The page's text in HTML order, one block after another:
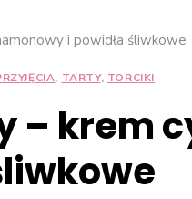
i powidła śliwkowe
, TARTY, TORCIKI
– krem
Konieczne